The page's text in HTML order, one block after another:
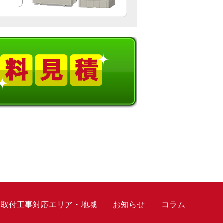
取付工事対応エリア・地域 お知らせ コラム